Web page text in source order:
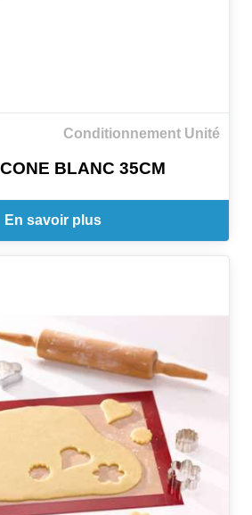
Conditionnement Unité
BLANC 35CM
En savoir plus